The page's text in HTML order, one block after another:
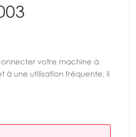
votre machine à
à une utilisation fréquente, il